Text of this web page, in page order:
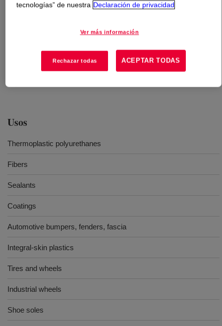
desempeño de productos termoplásticos y elastómeros
usan junto con otros polioles, poliésteres y poliéteres de
agregar diferentes niveles de rigidez para diferentes
aplicaciones, como elastómeros microcelulares,
Usos
Thermoplastic polyurethanes
Fibers
Sealants
Coatings
Automotive bumpers, fenders, fascia
Integral-skin plastics
Tires and wheels
Industrial wheels
Shoe soles
tecnologías” de nuestra Declaración de privacidad
Ver más información
Rechazar todas ACEPTAR TODAS